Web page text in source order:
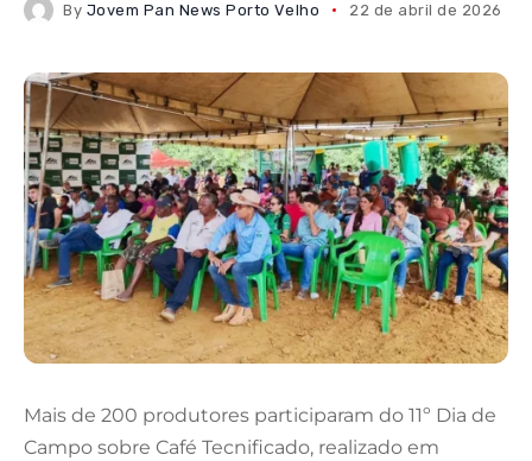
By Jovem Pan News Porto Velho 22 de abril de 2026
Mais de 200 produtores participaram do 11º Dia de
Campo sobre Café Tecnificado, realizado em